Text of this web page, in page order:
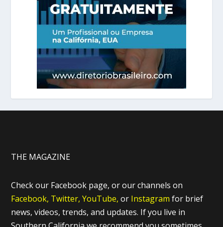
THE MAGAZINE
Check our Facebook page, or our channels on
Facebook, Twitter, YouTube, or Instagram for brief
news, videos, trends, and updates. If you live in